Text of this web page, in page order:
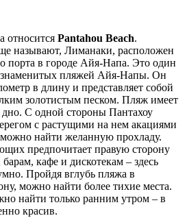
Pantahou Beach.
называют, Лиманаки, расположен
порта в городе Айя-Напа. Это один
пляжей Айя-Напы. Он
в длину и представляет собой
золотистым песком. Пляж имеет
дно. С одной стороны Пантахоу
с растущими на нем акациями
найти желанную прохладу.
предпочитает правую сторону
кафе и дискотекам – здесь
Пройдя вглубь пляжа в
можно найти более тихие места.
найти только ранним утром – в
красив.